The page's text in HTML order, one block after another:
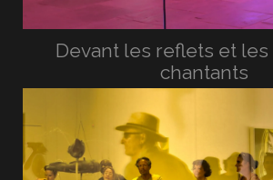
Devant les reflets et les
chantants